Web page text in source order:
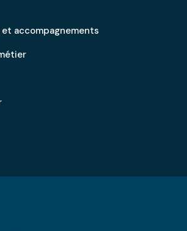
accompagnements